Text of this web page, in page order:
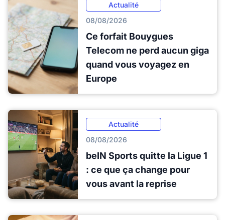
Actualité
08/08/2026
Ce forfait Bouygues
Telecom ne perd aucun giga
quand vous voyagez en
Europe
Actualité
08/08/2026
beIN Sports quitte la Ligue 1
: ce que ça change pour
vous avant la reprise